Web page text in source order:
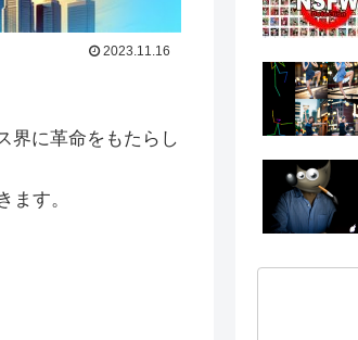
2023.11.16
界に革命をもたらし
ます。